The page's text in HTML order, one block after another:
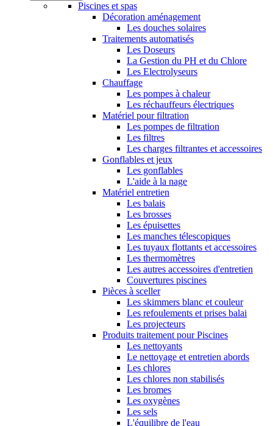
Piscines et spas
Décoration aménagement
Les douches solaires
Traitements automatisés
Les Doseurs
La Gestion du PH et du Chlore
Les Electrolyseurs
Chauffage
Les pompes à chaleur
Les réchauffeurs électriques
Matériel pour filtration
Les pompes de filtration
Les filtres
Les charges filtrantes et accessoires
Gonflables et jeux
Les gonflables
L'aide à la nage
Matériel entretien
Les balais
Les brosses
Les épuisettes
Les manches télescopiques
Les tuyaux flottants et accessoires
Les thermomètres
Les autres accessoires d'entretien
Couvertures piscines
Pièces à sceller
Les skimmers blanc et couleur
Les refoulements et prises balai
Les projecteurs
Produits traitement pour Piscines
Les nettoyants
Le nettoyage et entretien abords
Les chlores
Les chlores non stabilisés
Les bromes
Les oxygènes
Les sels
L'équilibre de l'eau